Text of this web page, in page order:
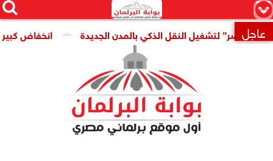
×


 عاجل انخفاض كبير فى لتشغيل النقل الذكي بالمدن الجديدة